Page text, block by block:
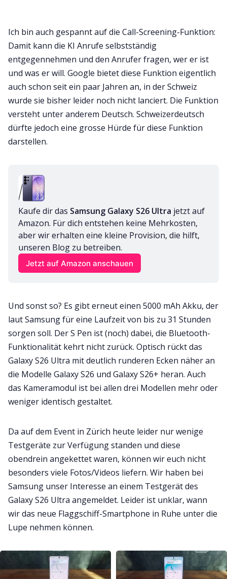
Ich bin auch gespannt auf die Call-Screening-Funktion:
Damit kann die KI Anrufe selbstständig
entgegennehmen und den Anrufer fragen, wer er ist
und was er will. Google bietet diese Funktion eigentlich
auch schon seit ein paar Jahren an, in der Schweiz
wurde sie bisher leider noch nicht lanciert. Die Funktion
versteht unter anderem Deutsch. Schweizerdeutsch
dürfte jedoch eine grosse Hürde für diese Funktion
darstellen.
Kaufe dir das Samsung Galaxy S26 Ultra jetzt auf
Amazon. Für dich entstehen keine Mehrkosten,
aber wir erhalten eine kleine Provision, die hilft,
unseren Blog zu betreiben.
Jetzt auf Amazon anschauen
Und sonst so? Es gibt erneut einen 5000 mAh Akku, der
laut Samsung für eine Laufzeit von bis zu 31 Stunden
sorgen soll. Der S Pen ist (noch) dabei, die Bluetooth-
Funktionalität kehrt nicht zurück. Optisch rückt das
Galaxy S26 Ultra mit deutlich runderen Ecken näher an
die Modelle Galaxy S26 und Galaxy S26+ heran. Auch
das Kameramodul ist bei allen drei Modellen mehr oder
weniger identisch gestaltet.
Da auf dem Event in Zürich heute leider nur wenige
Testgeräte zur Verfügung standen und diese
obendrein angekettet waren, können wir euch nicht
besonders viele Fotos/Videos liefern. Wir haben bei
Samsung unser Interesse an einem Testgerät des
Galaxy S26 Ultra angemeldet. Leider ist unklar, wann
wir das neue Flaggschiff-Smartphone in Ruhe unter die
Lupe nehmen können.